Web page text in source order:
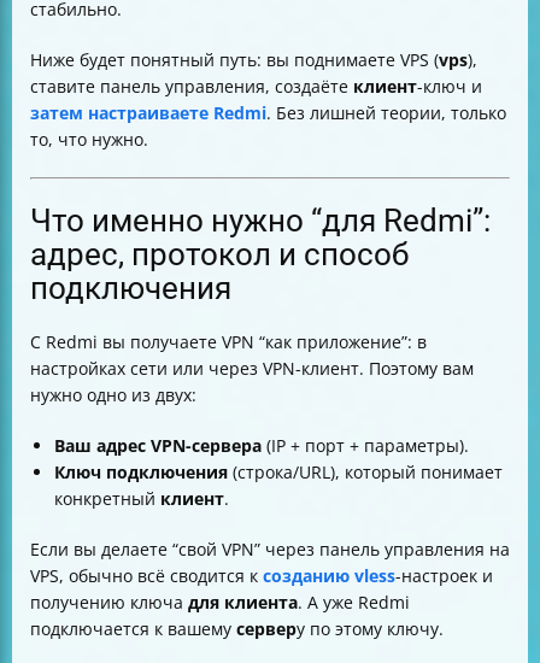
Подключение на Redmi: что выбрать — настройка
сети или VPN-клиент
Включение VPN на Android (Redmi): как понять, что
работает
Что делать, если не подключается: быстрые
проверки
Как поделиться “вашим” VPN без общей
Итог: короткий маршрут “от VPS до Redmi”
стабильно.
Ниже будет понятный путь: вы поднимаете VPS (vps),
ставите панель управления, создаёте клиент-ключ и
затем настраиваете Redmi. Без лишней теории, только
то, что нужно.
Что именно нужно “для Redmi”:
адрес, протокол и способ
подключения
С Redmi вы получаете VPN “как приложение”: в
настройках сети или через VPN-клиент. Поэтому вам
нужно одно из двух:
Ваш адрес VPN-сервера (IP + порт + параметры).
Ключ подключения (строка/URL), который понимает
конкретный клиент.
Если вы делаете “свой VPN” через панель управления на
VPS, обычно всё сводится к созданию vless-настроек и
получению ключа для клиента. А уже Redmi
подключается к вашему серверу по этому ключу.